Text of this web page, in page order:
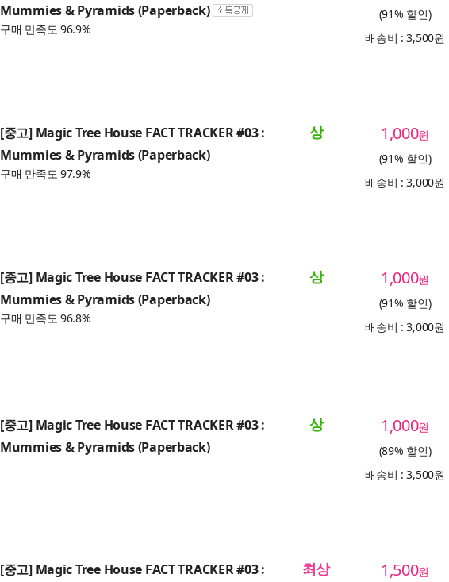
Mummies & Pyramids (Paperback)
구매 만족도 96.9%
(91% 할인)
배송비 : 3,500원
[중고] Magic Tree House FACT TRACKER #03 :
Mummies & Pyramids (Paperback)
구매 만족도 97.9%
상 1,000원
(91% 할인)
배송비 : 3,000원
[중고] Magic Tree House FACT TRACKER #03 :
Mummies & Pyramids (Paperback)
구매 만족도 96.8%
상 1,000원
(91% 할인)
배송비 : 3,000원
[중고] Magic Tree House FACT TRACKER #03 :
Mummies & Pyramids (Paperback)
상 1,000원
(89% 할인)
배송비 : 3,500원
[중고] Magic Tree House FACT TRACKER #03 : 최상 1,500원